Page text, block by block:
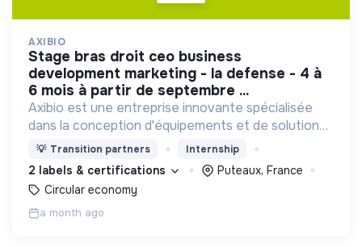
AXIBIO
stage bras droit ceo business
development marketing - la defense - 4 à
6 mois à partir de septembre ...
Axibio est une entreprise innovante spécialisée
dans la conception d'équipements et de solutions
pour la gestion des déchets et la lutte contre le
gaspillage.
💡 Transition partners Internship
2 labels & certifications
Puteaux, France
Circular economy
a month ago